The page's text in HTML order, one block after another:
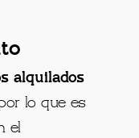
alquilados
lo que es
el